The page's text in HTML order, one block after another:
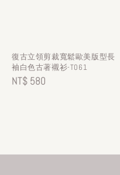
復古立領剪裁寬鬆歐美版型長
袖白色古著襯衫-T061
Regular
NT$ 580